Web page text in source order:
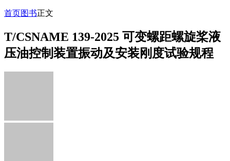
首页图书正文
T/CSNAME 139-2025 可变螺距螺旋桨液
压油控制装置振动及安装刚度试验规程